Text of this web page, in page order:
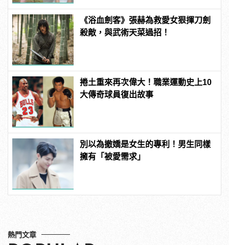
《浴血劍客》張赫為救愛女狠揮刀劍
殺敵，與武術天菜過招！
捲土重來再次偉大！職業運動史上10
大傳奇球員復出故事
別以為撤嬌是女生的專利！男生同樣
擁有「被愛需求」
熱門文章